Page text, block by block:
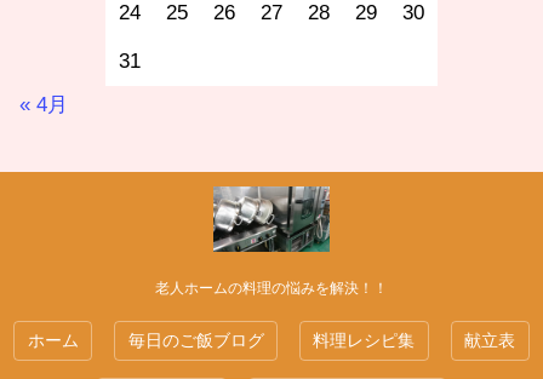
24 25 26 27 28 29 30
31
« 4月
老人ホームの料理の悩みを解決！！
ホーム 毎日のご飯ブログ 料理レシピ集 献立表